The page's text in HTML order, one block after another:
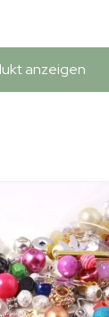
anzeigen